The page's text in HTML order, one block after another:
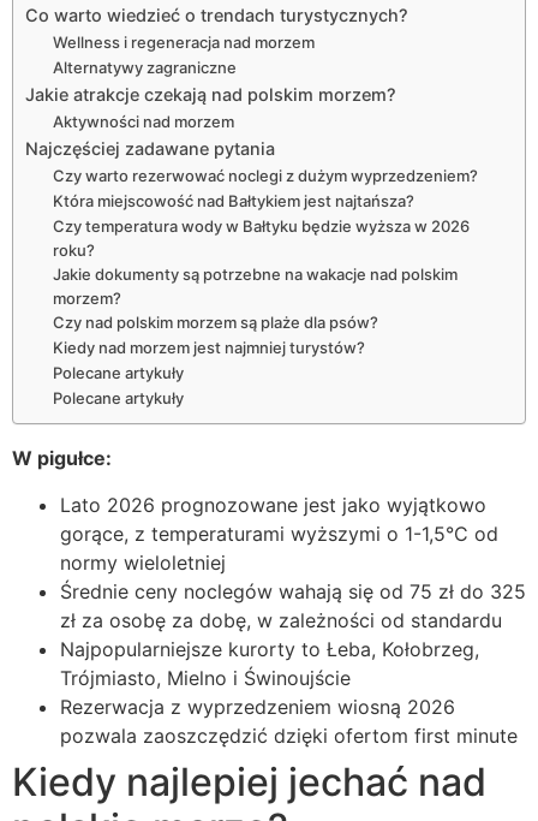
Co warto wiedzieć o trendach turystycznych?
Wellness i regeneracja nad morzem
Alternatywy zagraniczne
Jakie atrakcje czekają nad polskim morzem?
Aktywności nad morzem
Najczęściej zadawane pytania
Czy warto rezerwować noclegi z dużym wyprzedzeniem?
Która miejscowość nad Bałtykiem jest najtańsza?
Czy temperatura wody w Bałtyku będzie wyższa w 2026
roku?
Jakie dokumenty są potrzebne na wakacje nad polskim
morzem?
Czy nad polskim morzem są plaże dla psów?
Kiedy nad morzem jest najmniej turystów?
Polecane artykuły
Polecane artykuły
W pigułce:
Lato 2026 prognozowane jest jako wyjątkowo
gorące, z temperaturami wyższymi o 1-1,5°C od
normy wieloletniej
Średnie ceny noclegów wahają się od 75 zł do 325
zł za osobę za dobę, w zależności od standardu
Najpopularniejsze kurorty to Łeba, Kołobrzeg,
Trójmiasto, Mielno i Świnoujście
Rezerwacja z wyprzedzeniem wiosną 2026
pozwala zaoszczędzić dzięki ofertom first minute
Kiedy najlepiej jechać nad